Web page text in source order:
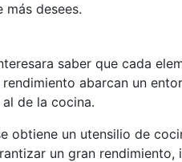
desees.
saber que cada
abarcan un
de la cocina.
obtiene un utensilio de
un gran rendimiento,